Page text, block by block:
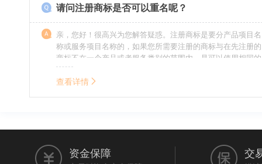
请问注册商标是否可以重名呢？
亲，您好！很高兴为您解答疑惑。注册商标是要分产品项目名
称或服务项目名称的，如果您所需要注册的商标与在先注册的
商标不在一个产品或者服务类别的范围内，是可以使用相同的
名称的。希望我的回答能帮到您。
查看详情
资金保障 交